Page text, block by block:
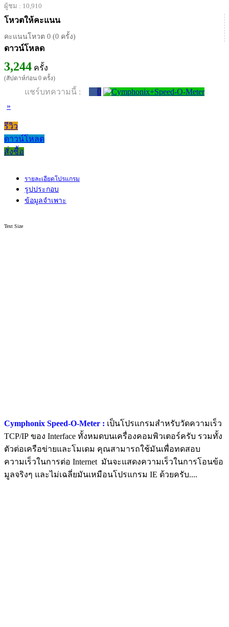
ผู้ชม : 10,910
โหวตให้คะแนน
คะแนนโหวต 0 (0 ครั้ง)
ดาวน์โหลด
3,244 ครั้ง
(สัปดาห์ก่อน 0 ครั้ง)
แชร์บทความนี้ :
0
»
รีวิว
ดาวน์โหลด
สั่งซื้อ
รายละเอียดโปรแกรม
รูปประกอบ
ข้อมูลจำเพาะ
Text Size
Cymphonix Speed-O-Meter : เป็นโปรแกรมสำหรับวัดความเร็ว
TCP/IP ของ Interface ทั้งหมดบนเครื่องคอมพิวเตอร์ครับ รวมทั้ง
ตัวต่อเครือข่ายและโมเดม คุณสามารถใช้มันเพื่อทดสอบ
ความเร็วในการต่อ Internet มันจะแสดงความเร็วในการโอนข้อ
มูลจริงๆ และไม่เฉลี่ยมันเหมือนโปรแกรม IE ด้วยครับ....